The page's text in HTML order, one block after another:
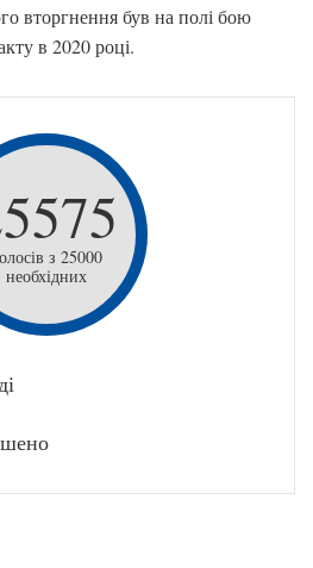
вторгнення був на полі бою
в 2020 році.
з 25000
необхідних